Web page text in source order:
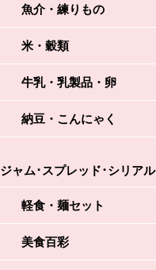
魚介・練りもの
米・穀類
牛乳・乳製品・卵
納豆・こんにゃく
ジャム･スプレッド･シリアル
軽食・麺セット
美食百彩